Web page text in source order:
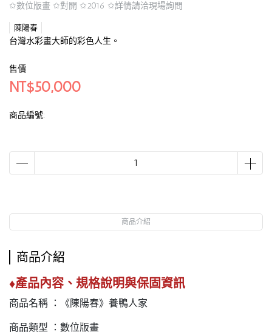
✩數位版畫 ✩對開 ✩2016 ✩詳情請洽現場詢問
陳陽春
台灣水彩畫大師的彩色人生。
售價
NT$50,000
商品編號:
商品介紹
商品介紹
♦產品內容 、 規格說明與保固資訊
商品名稱 ：《陳陽春》養鴨人家
商品類型 ：數位版畫